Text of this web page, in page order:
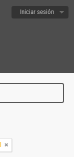
Iniciar sesión